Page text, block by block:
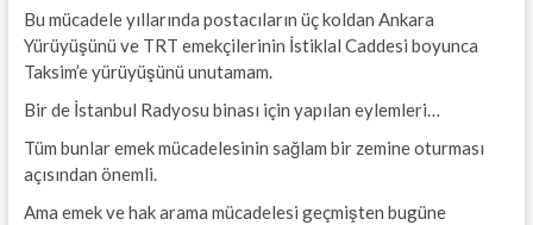
Bu mücadele yıllarında postacıların üç koldan Ankara
Yürüyüşünü ve TRT emekçilerinin İstiklal Caddesi boyunca
Taksim’e yürüyüşünü unutamam.
Bir de İstanbul Radyosu binası için yapılan eylemleri…
Tüm bunlar emek mücadelesinin sağlam bir zemine oturması
açısından önemli.
Ama emek ve hak arama mücadelesi geçmişten bugüne